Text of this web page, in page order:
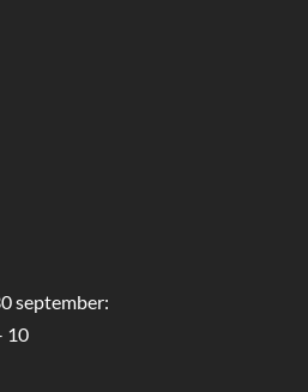
september:
10